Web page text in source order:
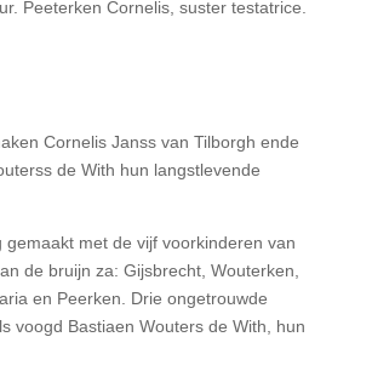
Peeterken Cornelis, suster testatrice.
Cornelis Janss van Tilborgh ende
de With hun langstlevende
gemaakt met de vijf voorkinderen van
de bruijn za: Gijsbrecht, Wouterken,
en Peerken. Drie ongetrouwde
voogd Bastiaen Wouters de With, hun